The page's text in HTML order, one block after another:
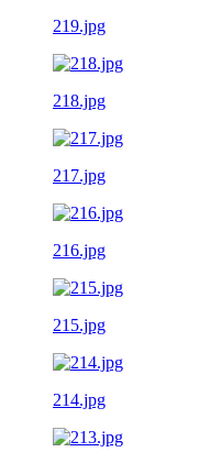
219.jpg
218.jpg
217.jpg
216.jpg
215.jpg
214.jpg